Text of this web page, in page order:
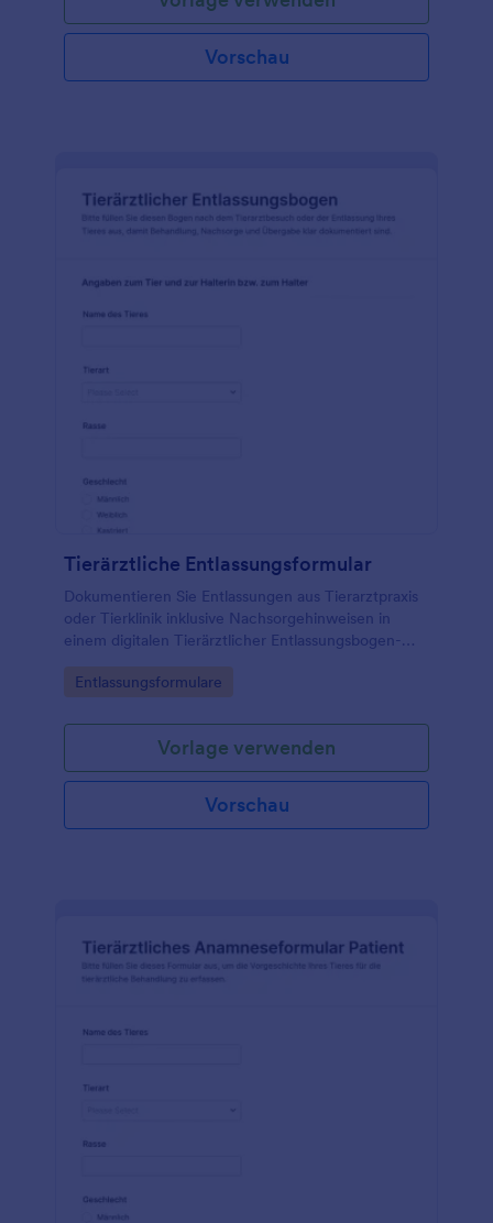
Vorschau
Tierärztliche Entlassungsformular
Dokumentieren Sie Entlassungen aus Tierarztpraxis
oder Tierklinik inklusive Nachsorgehinweisen in
einem digitalen Tierärztlicher Entlassungsbogen-
und Übergabe an Tierhalterinnen und Tierhalter.
Go to Category:
Entlassungsformulare
Vorlage verwenden
Vorschau